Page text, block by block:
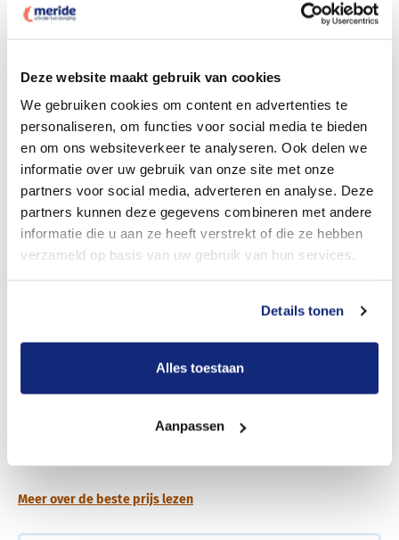
Deze website maakt gebruik van cookies
We gebruiken cookies om content en advertenties te
personaliseren, om functies voor social media te bieden
en om ons websiteverkeer te analyseren. Ook delen we
informatie over uw gebruik van onze site met onze
partners voor social media, adverteren en analyse. Deze
partners kunnen deze gegevens combineren met andere
informatie die u aan ze heeft verstrekt of die ze hebben
verzameld op basis van uw gebruik van hun services.
Details tonen
Alles toestaan
Aanpassen
Dit kost een crematie
Dit kost een begrafenis
Bekijk tarieven voor begrafenis
Een betere uitvaart ervaring voor een betere
Meer over de beste prijs lezen